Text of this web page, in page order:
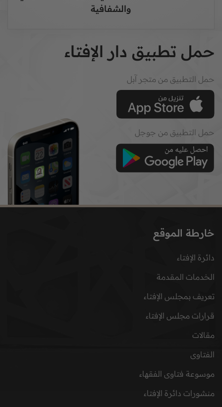
والشفافية
حمل تطبيق دار الإفتاء
حمل التطبيق من متجر آبل
حمل التطبيق من جوجل
خارطة الموقع
دائرة الإفتاء
الخدمات المقدمة
تعريف بمجلس الإفتاء
قرارات مجلس الإفتاء
مقالات
الفتاوى
موسوعة فتاوى الفقهاء
منشورات دائرة الإفتاء